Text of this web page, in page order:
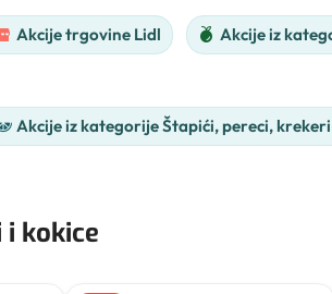
Akcije trgovine Lidl Akcije iz
Akcije iz kategorije Štapići, pereci,
i kokice